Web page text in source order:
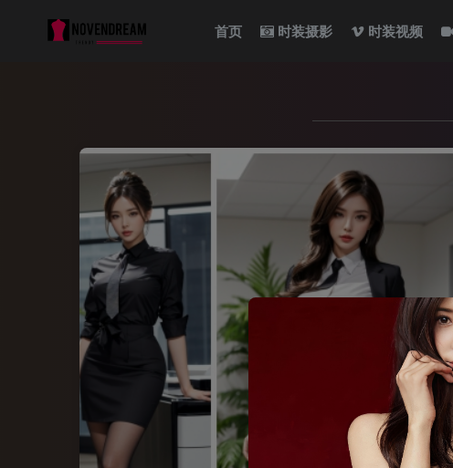
首页 时装摄影 时装视频